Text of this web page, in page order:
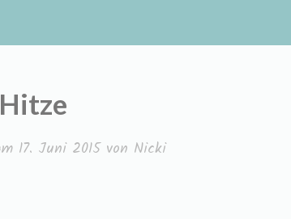
Hitze
17. Juni 2015von Nicki